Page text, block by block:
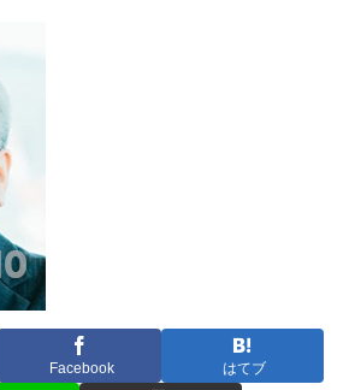
Facebook はてブ